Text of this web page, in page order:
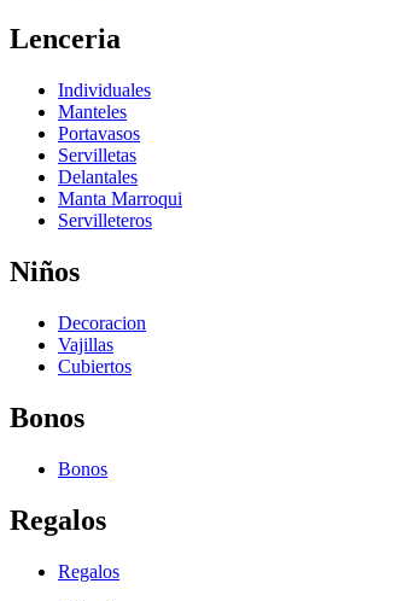
Lenceria
Individuales
Manteles
Portavasos
Servilletas
Delantales
Manta Marroqui
Servilleteros
Niños
Decoracion
Vajillas
Cubiertos
Bonos
Bonos
Regalos
Regalos